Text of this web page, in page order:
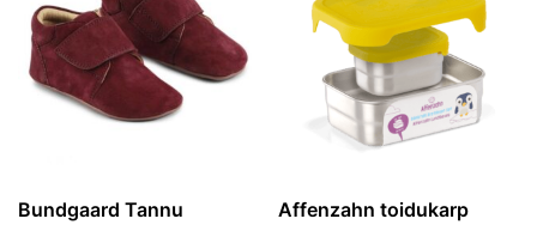
Bundgaard Tannu Affenzahn toidukarp